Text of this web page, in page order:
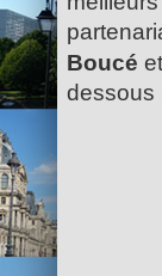
Boucé
dessous